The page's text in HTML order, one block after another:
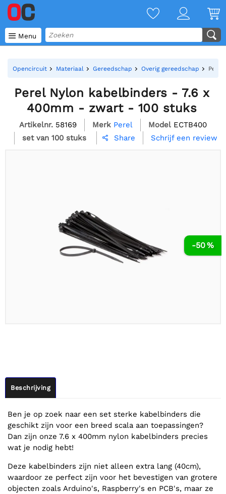
 Menu
Opencircuit Materiaal Gereedschap Overig gereedschap Perel
Perel Nylon kabelbinders - 7.6 x
400mm - zwart - 100 stuks
Artikelnr. 58169 Merk Perel Model ECTB400
set van 100 stuks
 Share Schrijf een review
-50 %
Beschrijving
Ben je op zoek naar een set sterke kabelbinders die
geschikt zijn voor een breed scala aan toepassingen?
Dan zijn onze 7.6 x 400mm nylon kabelbinders precies
wat je nodig hebt!
Deze kabelbinders zijn niet alleen extra lang (40cm),
waardoor ze perfect zijn voor het bevestigen van grotere
objecten zoals Arduino's, Raspberry's en PCB's, maar ze